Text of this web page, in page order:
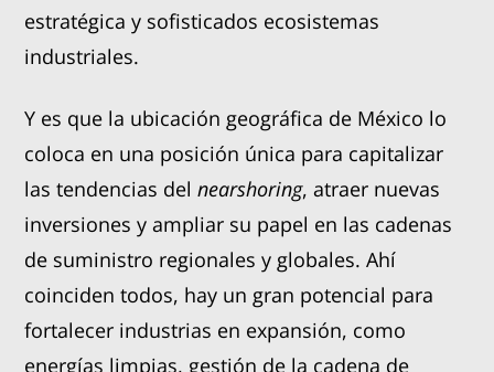
estratégica y sofisticados ecosistemas
industriales.
Y es que la ubicación geográfica de México lo
coloca en una posición única para capitalizar
las tendencias delnearshoring, atraer nuevas
inversiones y ampliar su papel en las cadenas
de suministro regionales y globales. Ahí
coinciden todos, hay un gran potencial para
fortalecer industrias en expansión, como
energías limpias, gestión de la cadena de